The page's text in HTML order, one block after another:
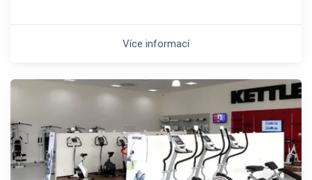
Více informací